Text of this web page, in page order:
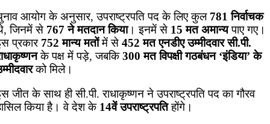
आयोग के अनुसार, उपराष्ट्रपति पद के लिए कुल 781 निर्वाचक
जिनमें से 767 ने मतदान किया। इनमें से 15 मत अमान्यपाए गए।
प्रकार 752 मान्य मतोंमें से 452 मत एनडीए उम्मीदवार सी.पी.
के पक्ष में पड़े, जबकि300 मत विपक्षी गठबंधन ‘इंडिया’ के
को मिले।
जीत के साथ ही सी.पी. राधाकृष्णन ने उपराष्ट्रपति पद का गौरव
किया है। वे देश के 14वें उपराष्ट्रपतिहोंगे।